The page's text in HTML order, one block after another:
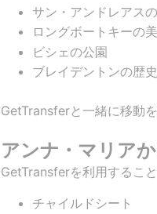
サン・アンドレアス
ロングボートキーの
ビシェの公園
ブレイデントンの歴
GetTransferと一緒に移動
アンナ・マリア
GetTransferを利用するこ
チャイルドシート